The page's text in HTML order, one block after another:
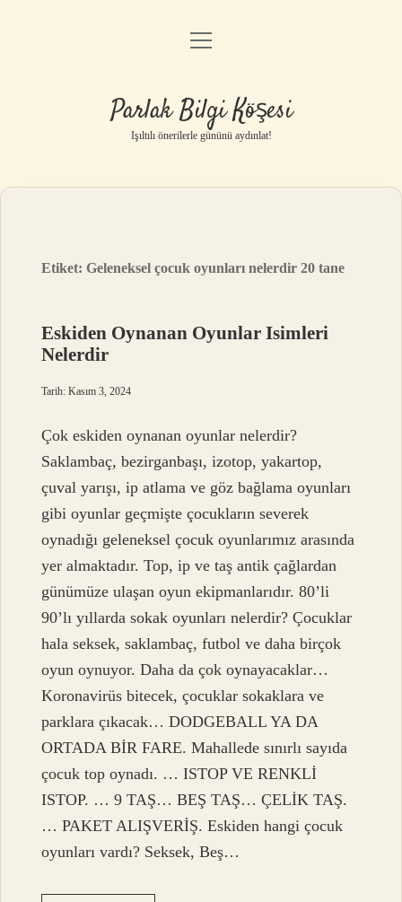
Anasayfa
Yasal Uyarı
menüyü
Parlak Bilgi Köşesi
Işıltılı önerilerle gününü aydınlat!
Etiket:Geleneksel çocuk oyunları nelerdir 20 tane
Eskiden Oynanan Oyunlar Isimleri
Nelerdir
Tarih: Kasım 3, 2024
Çok eskiden oynanan oyunlar nelerdir?
Saklambaç, bezirganbaşı, izotop, yakartop,
çuval yarışı, ip atlama ve göz bağlama oyunları
gibi oyunlar geçmişte çocukların severek
oynadığı geleneksel çocuk oyunlarımız arasında
yer almaktadır. Top, ip ve taş antik çağlardan
günümüze ulaşan oyun ekipmanlarıdır. 80’li
90’lı yıllarda sokak oyunları nelerdir? Çocuklar
hala seksek, saklambaç, futbol ve daha birçok
oyun oynuyor. Daha da çok oynayacaklar…
Koronavirüs bitecek, çocuklar sokaklara ve
parklara çıkacak… DODGEBALL YA DA
ORTADA BİR FARE. Mahallede sınırlı sayıda
çocuk top oynadı. … ISTOP VE RENKLİ
ISTOP. … 9 TAŞ… BEŞ TAŞ… ÇELİK TAŞ.
… PAKET ALIŞVERİŞ. Eskiden hangi çocuk
oyunları vardı? Seksek, Beş…